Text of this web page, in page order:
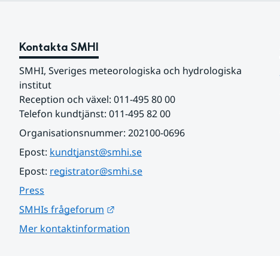
Kontakta SMHI
SMHI, Sveriges meteorologiska och hydrologiska
institut
Reception och växel: 011-495 80 00
Telefon kundtjänst: 011-495 82 00
Organisationsnummer: 202100-0696
Epost: kundtjanst@smhi.se
Epost: registrator@smhi.se
Press
SMHIs frågeforum
Mer kontaktinformation